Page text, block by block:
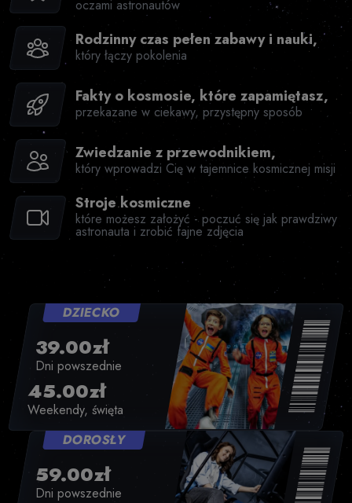
oczami astronautów
Rodzinny czas pełen zabawy i nauki,
który łączy pokolenia
Fakty o kosmosie, które zapamiętasz,
przekazane w ciekawy, przystępny sposób
Zwiedzanie z przewodnikiem,
który wprowadzi Cię w tajemnice kosmicznej misji
Stroje kosmiczne
które możesz założyć - poczuć się jak prawdziwy
astronauta i zrobić fajne zdjęcia
DZIECKO
39.00zł
Dni powszednie
45.00zł
Weekendy, święta
DOROSŁY
59.00zł
Dni powszednie